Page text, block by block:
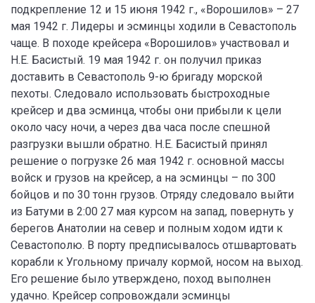
подкрепление 12 и 15 июня 1942 г., «Ворошилов» – 27
мая 1942 г. Лидеры и эсминцы ходили в Севастополь
чаще. В походе крейсера «Ворошилов» участвовал и
Н.Е. Басистый. 19 мая 1942 г. он получил приказ
доставить в Севастополь 9-ю бригаду морской
пехоты. Следовало использовать быстроходные
крейсер и два эсминца, чтобы они прибыли к цели
около часу ночи, а через два часа после спешной
разгрузки вышли обратно. Н.Е. Басистый принял
решение о погрузке 26 мая 1942 г. основной массы
войск и грузов на крейсер, а на эсминцы – по 300
бойцов и по 30 тонн грузов. Отряду следовало выйти
из Батуми в 2:00 27 мая курсом на запад, повернуть у
берегов Анатолии на север и полным ходом идти к
Севастополю. В порту предписывалось отшвартовать
корабли к Угольному причалу кормой, носом на выход.
Его решение было утверждено, поход выполнен
удачно. Крейсер сопровождали эсминцы